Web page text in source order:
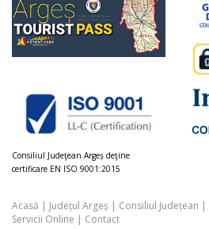
Consiliul Judeţean Argeș deţine
certificare EN ISO 9001:2015
Acasă | Județul Argeș | Consiliul Județean |
Servicii Online | Contact